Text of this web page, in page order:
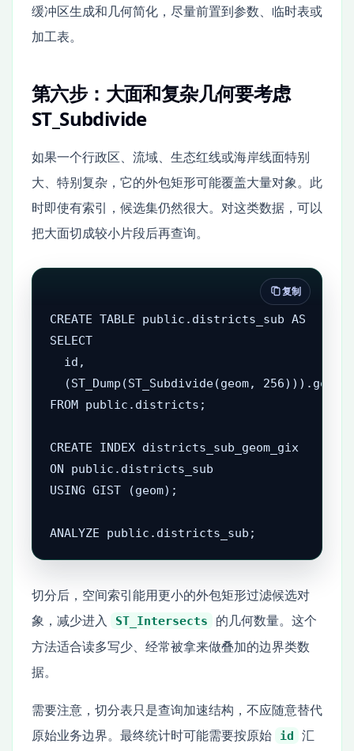
缓冲区生成和几何简化，尽量前置到参数、临时表或
加工表。
第六步：大面和复杂几何要考虑
ST_Subdivide
如果一个行政区、流域、生态红线或海岸线面特别
大、特别复杂，它的外包矩形可能覆盖大量对象。此
时即使有索引，候选集仍然很大。对这类数据，可以
把大面切成较小片段后再查询。
CREATE TABLE public.districts_sub AS
SELECT
  id,
(ST_Dump(ST_Subdivide(geom, 256))).geom
FROM public.districts;
CREATE INDEX districts_sub_geom_gix
ON public.districts_sub
USING GIST (geom);
ANALYZE public.districts_sub;
复制
切分后，空间索引能用更小的外包矩形过滤候选对
象，减少进入
ST_Intersects
的几何数量。这个
方法适合读多写少、经常被拿来做叠加的边界类数
据。
需要注意，切分表只是查询加速结构，不应随意替代
原始业务边界。最终统计时可能需要按原始
id
汇